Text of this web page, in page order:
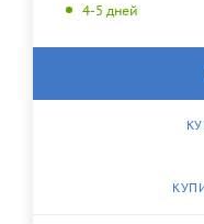
4-5 дней